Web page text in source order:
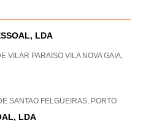
LDA
VILAR PARAISO VILA NOVA GAIA,
SANTAO FELGUEIRAS, PORTO
LDA